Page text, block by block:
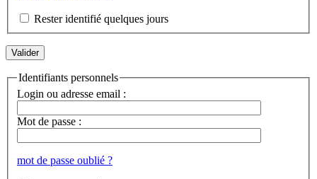
Rester identifié quelques jours
Identifiants personnels
Login ou adresse email :
Mot de passe :
mot de passe oublié ?